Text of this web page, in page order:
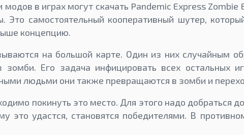
в играх могут скачать Pandemic Express Zombie
Это самостоятельный кооперативный шутер,
концепцию.
на большой карте. Один из них случайным
зомби. Его задача инфицировать всех остальных
людьми они также превращаются в зомби и
покинуть это место. Для этого надо добраться
это удастся, становятся победителями. В